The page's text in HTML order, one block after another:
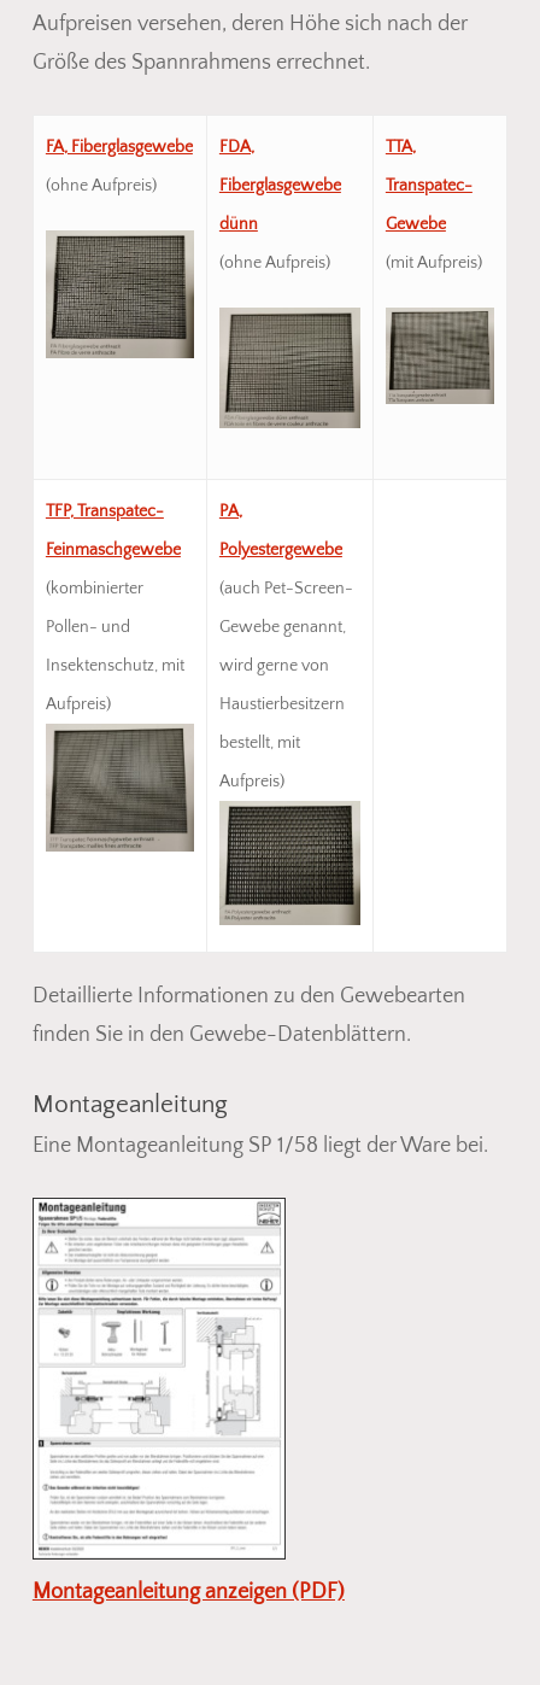
Aufpreisen versehen, deren Höhe sich nach der
Größe des Spannrahmens errechnet.
FA, Fiberglasgewebe
(ohne Aufpreis)
FDA,
Fiberglasgewebe
dünn
(ohne Aufpreis)
TTA,
Transpatec-
Gewebe
(mit Aufpreis)
TFP, Transpatec-
Feinmaschgewebe
(kombinierter
Pollen- und
Insektenschutz, mit
Aufpreis)
PA,
Polyestergewebe
(auch Pet-Screen-
Gewebe genannt,
wird gerne von
Haustierbesitzern
bestellt, mit
Aufpreis)
Detaillierte Informationen zu den Gewebearten
finden Sie in den Gewebe-Datenblättern.
Montageanleitung
Eine Montageanleitung SP 1/58 liegt der Ware bei.
Montageanleitung anzeigen (PDF)